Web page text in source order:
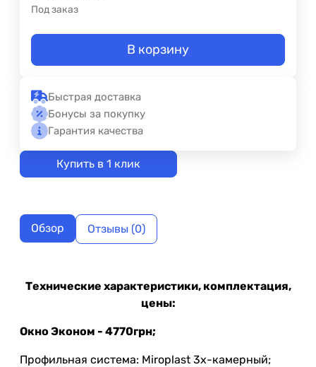
Под заказ
В корзину
Быстрая доставка
Бонусы за покупку
Гарантия качества
Купить в 1 клик
Обзор Отзывы (0)
Технические характеристики, комплектация,
цены:
Окно Эконом - 4770грн;
Профильная система: Miroplast 3х-камерный;